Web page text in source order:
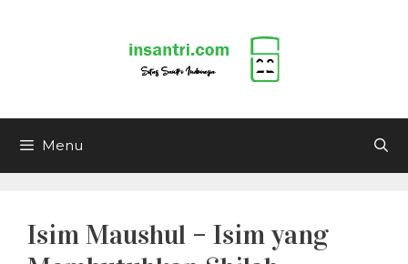
Menu
Isim Maushul – Isim yang